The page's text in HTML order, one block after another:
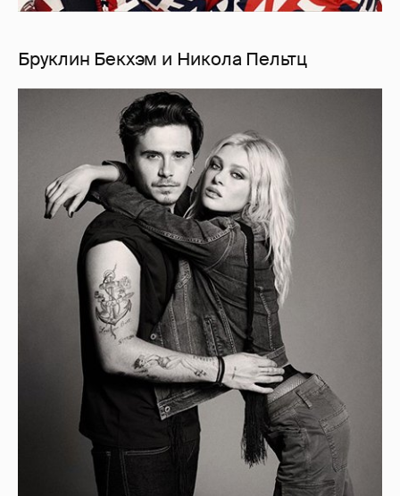
Бруклин Бекхэм и Никола Пельтц